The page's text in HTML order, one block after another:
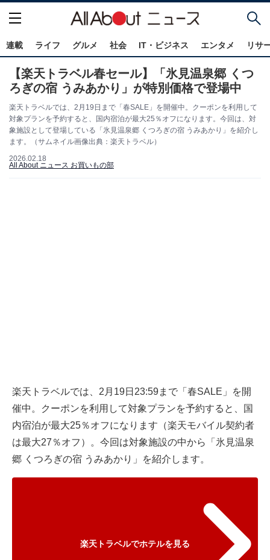
連載 ライフ グルメ 社会 IT・ビジネス エンタメ リサ
【楽天トラベル春セール】「氷見温泉郷 くつ
ろぎの宿 うみあかり」が特別価格で登場中
楽天トラベルでは、2月19日まで「春SALE」を開催中。クーポンを利用して
対象プランを予約すると、国内宿泊が最大25％オフになります。今回は、対
象施設として登場している「氷見温泉郷 くつろぎの宿 うみあかり」を紹介し
ます。（サムネイル画像出典：楽天トラベル）
2026.02.18
All About ニュース お買いもの部
楽天トラベルでは、2月19日23:59まで「春SALE」を開
催中。クーポンを利用して対象プランを予約すると、国
内宿泊が最大25％オフになります（楽天モバイル契約者
は最大27％オフ）。今回は対象施設の中から「氷見温泉
郷 くつろぎの宿 うみあかり」を紹介します。
楽天トラベルでホテルを見る